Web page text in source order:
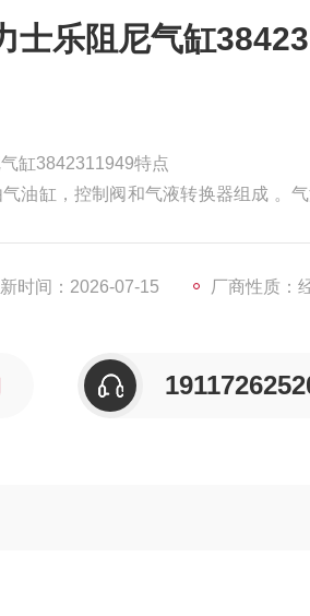
士乐阻尼气缸
缸3842311949特点
油缸，控制阀和气液转换器组成 。
的快进—慢进—快退组合功能。
时间：2026-07-15 厂商性质：